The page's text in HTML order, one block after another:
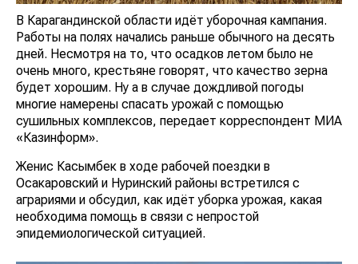
В Карагандинской области идёт уборочная кампания.
Работы на полях начались раньше обычного на десять
дней. Несмотря на то, что осадков летом было не
очень много, крестьяне говорят, что качество зерна
будет хорошим. Ну а в случае дождливой погоды
многие намерены спасать урожай с помощью
сушильных комплексов, передает корреспондент МИА
«Казинформ».
Женис Касымбек в ходе рабочей поездки в
Осакаровский и Нуринский районы встретился с
аграриями и обсудил, как идёт уборка урожая, какая
необходима помощь в связи с непростой
эпидемиологической ситуацией.